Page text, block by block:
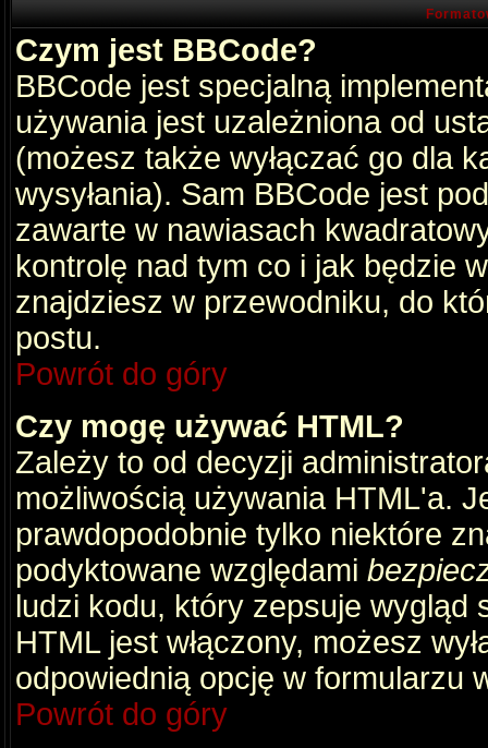
Czym jest BBCode?
BBCode jest specjalną
używania jest uzależniona od
(możesz także wyłączać go dla
wysyłania). Sam BBCode jest
zawarte w nawiasach
kontrolę nad tym co i jak będzie
znajdziesz w przewodniku, do
postu.
Powrót do góry
Czy mogę używać HTML?
Zależy to od decyzji
możliwością używania HTML'a.
prawdopodobnie tylko niektóre
podyktowane względami
ludzi kodu, który zepsuje wygląd
HTML jest włączony, możesz
odpowiednią opcję w formularzu
Powrót do góry